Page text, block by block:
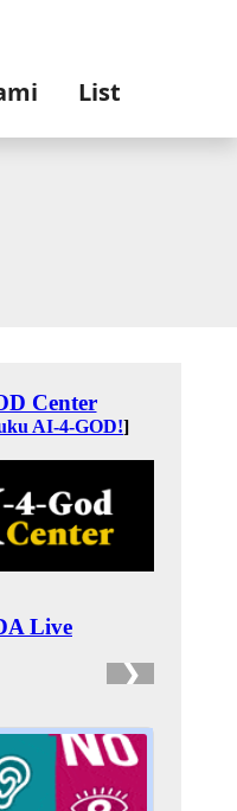
List